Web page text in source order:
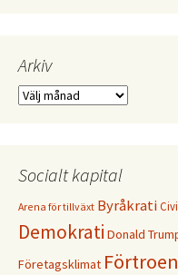
Arkiv
Arkiv
Socialt kapital
Arena för tillväxt Byråkrati
Demokrati Donald
Företagsklimat